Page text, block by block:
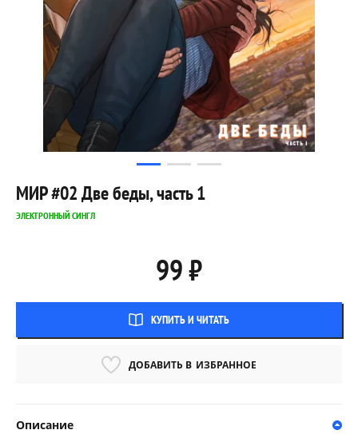
МИР #02 Две беды, часть 1
ЭЛЕКТРОННЫЙ СИНГЛ
99 ₽
КУПИТЬ И ЧИТАТЬ
ДОБАВИТЬ В ИЗБРАННОЕ
Описание